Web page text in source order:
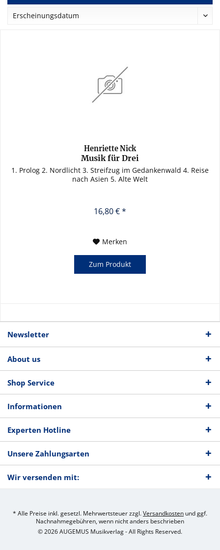
Henriette Nick
Musik für Drei
1. Prolog 2. Nordlicht 3. Streifzug im Gedankenwald 4. Reise
nach Asien 5. Alte Welt
16,80 € *
Merken
Zum Produkt
Newsletter
About us
Shop Service
Informationen
Experten Hotline
Unsere Zahlungsarten
Wir versenden mit:
* Alle Preise inkl. gesetzl. Mehrwertsteuer zzgl.Versandkosten und ggf.
Nachnahmegebühren, wenn nicht anders beschrieben
© 2026 AUGEMUS Musikverlag - All Rights Reserved.